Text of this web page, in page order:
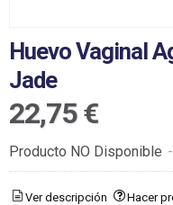
Huevo Vaginal
Jade
22,75 €
Producto NO Disponible -
Ver descripción Hacer